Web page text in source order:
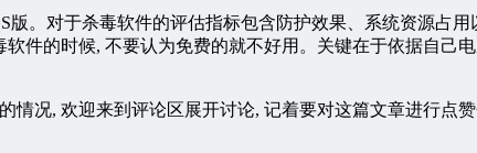
版。对于杀毒软件的评估指标包含防护效果、系统资源占
件的时候, 不要认为免费的就不好用。关键在于依据自己
况, 欢迎来到评论区展开讨论, 记着要对这篇文章进行点